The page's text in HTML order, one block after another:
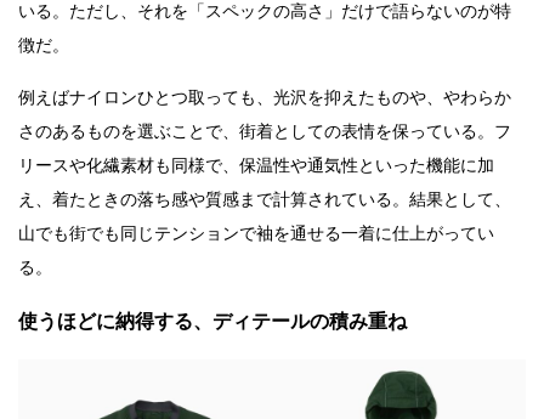
いる。ただし、それを「スペックの高さ」だけで語らないのが特
徴だ。
例えばナイロンひとつ取っても、光沢を抑えたものや、やわらか
さのあるものを選ぶことで、街着としての表情を保っている。フ
リースや化繊素材も同様で、保温性や通気性といった機能に加
え、着たときの落ち感や質感まで計算されている。結果として、
山でも街でも同じテンションで袖を通せる一着に仕上がってい
る。
使うほどに納得する、ディテールの積み重ね